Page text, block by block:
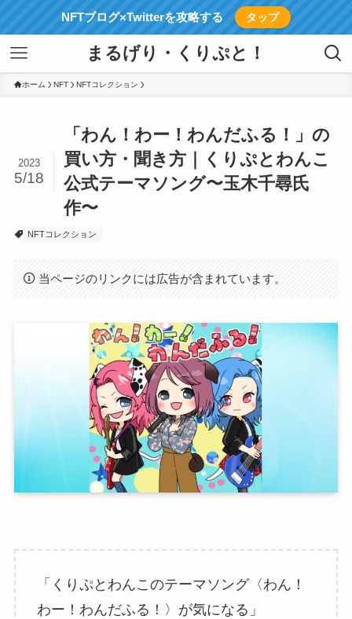
NFTブログ×Twitterを攻略する タップ
まるげり・くりぷと！
ホーム NFT NFTコレクション
「わん！わー！わんだふる！」の
買い方・聞き方｜くりぷとわんこ
公式テーマソング〜玉木千尋氏
作〜
2023
5/18
NFTコレクション
当ページのリンクには広告が含まれています。
「くりぷとわんこのテーマソング〈わん！
わー！わんだふる！〉が気になる」